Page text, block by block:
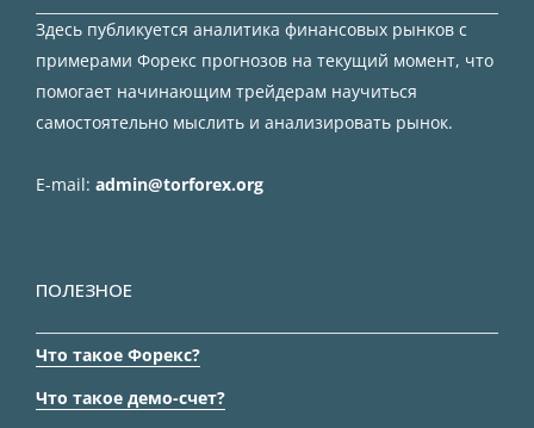
Здесь публикуется аналитика финансовых рынков с
примерами Форекс прогнозов на текущий момент, что
помогает начинающим трейдерам научиться
самостоятельно мыслить и анализировать рынок.
E-mail: admin@torforex.org
ПОЛЕЗНОЕ
Что такое Форекс?
Что такое демо-счет?